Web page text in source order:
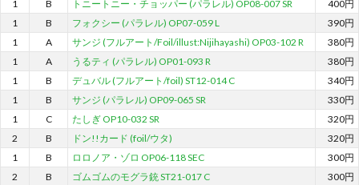
1 B トニートニー・チョッパー (パラレル) OP08-007 SR
400円
1
B フォクシー (パラレル) OP07-059 L
390円
1
A サンジ (フルアート/Foil/illust:Nijihayashi) OP03-102 R
380円
1
A うるティ (パラレル) OP01-093 R
380円
1
B デュバル (フルアート/foil) ST12-014 C
340円
1
B サンジ (パラレル) OP09-065 SR
330円
1
C たしぎ OP10-032 SR
320円
2
B ドン!!カード (foil/ウタ)
320円
1
B ロロノア・ゾロ OP06-118 SEC
300円
2
B ゴムゴムのモグラ銃 ST21-017 C
300円